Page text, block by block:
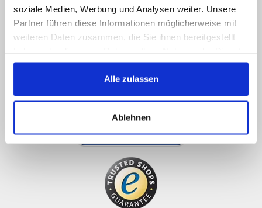
soziale Medien, Werbung und Analysen weiter. Unsere
Partner führen diese Informationen möglicherweise mit
weiteren Daten zusammen, die Sie ihnen bereitgestellt
gesammelt haben.
Alle zulassen
Ablehnen
Ring os op, send en e-mail til os, like os på
Facebook, du får et hurtigt svar